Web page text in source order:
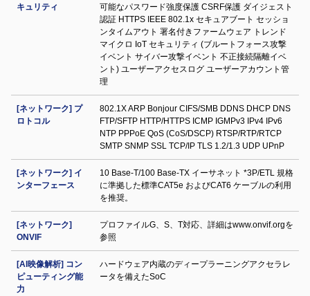
キュリティ
可能なパスワード強度保護 CSRF保護 ダイジェスト
認証 HTTPS IEEE 802.1x セキュアブート セッショ
ンタイムアウト 署名付きファームウェア トレンド
マイクロ IoT セキュリティ (ブルートフォース攻撃
イベント サイバー攻撃イベント 不正接続隔離イベ
ント) ユーザーアクセスログ ユーザーアカウント管
理
[ネットワーク] プ
ロトコル
802.1X ARP Bonjour CIFS/SMB DDNS DHCP DNS
FTP/SFTP HTTP/HTTPS ICMP IGMPv3 IPv4 IPv6
NTP PPPoE QoS (CoS/DSCP) RTSP/RTP/RTCP
SMTP SNMP SSL TCP/IP TLS 1.2/1.3 UDP UPnP
[ネットワーク] イ
ンターフェース
10 Base-T/100 Base-TX イーサネット *3P/ETL 規格
に準拠した標準CAT5e およびCAT6 ケーブルの利用
を推奨。
[ネットワーク]
ONVIF
プロファイルG、S、T対応、詳細はwww.onvif.orgを
参照
[AI映像解析] コン
ピューティング能
力
ハードウェア内蔵のディープラーニングアクセラレ
ータを備えたSoC